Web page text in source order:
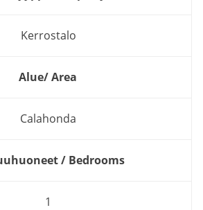
Kerrostalo
Alue/ Area
Calahonda
/ Bedrooms
1